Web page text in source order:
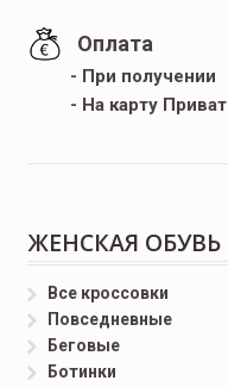
Оплата
- При получении
- На карту
ЖЕНСКАЯ ОБУВЬ
Все кроссовки
Повседневные
Беговые
Ботинки